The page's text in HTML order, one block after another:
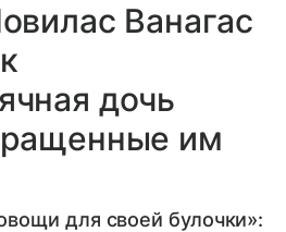
Ванагас
дочь
им
для своей булочки»: